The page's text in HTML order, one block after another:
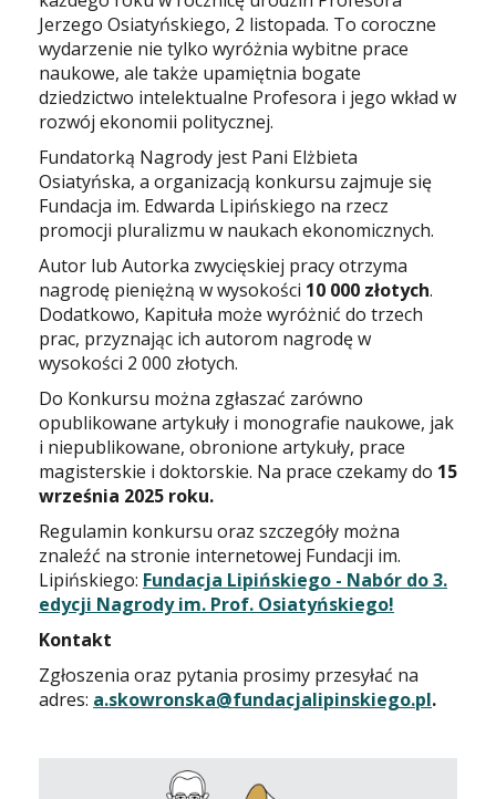
Jerzego Osiatyńskiego, 2 listopada. To coroczne
wydarzenie nie tylko wyróżnia wybitne prace
naukowe, ale także upamiętnia bogate
dziedzictwo intelektualne Profesora i jego wkład w
rozwój ekonomii politycznej.
Fundatorką Nagrody jest Pani Elżbieta
Osiatyńska, a organizacją konkursu zajmuje się
Fundacja im. Edwarda Lipińskiego na rzecz
promocji pluralizmu w naukach ekonomicznych.
Autor lub Autorka zwycięskiej pracy otrzyma
nagrodę pieniężną w wysokości 10 000 złotych.
Dodatkowo, Kapituła może wyróżnić do trzech
prac, przyznając ich autorom nagrodę w
wysokości 2 000 złotych.
Do Konkursu można zgłaszać zarówno
opublikowane artykuły i monografie naukowe, jak
i niepublikowane, obronione artykuły, prace
magisterskie i doktorskie. Na prace czekamy do 15
września 2025 roku.
Regulamin konkursu oraz szczegóły można
znaleźć na stronie internetowej Fundacji im.
Lipińskiego: Fundacja Lipińskiego - Nabór do 3.
edycji Nagrody im. Prof. Osiatyńskiego!
Kontakt
Zgłoszenia oraz pytania prosimy przesyłać na
adres: a.skowronska@fundacjalipinskiego.pl.